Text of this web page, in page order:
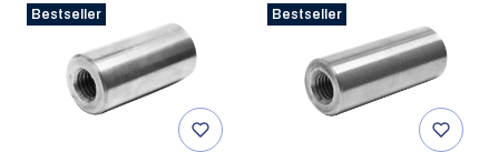
Bestseller Bestseller